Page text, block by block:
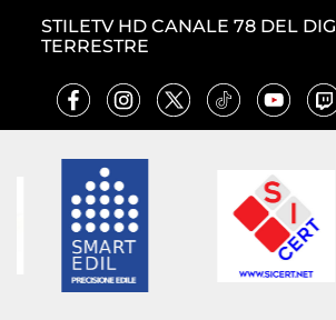
STILETV HD CANALE 78 DEL
TERRESTRE